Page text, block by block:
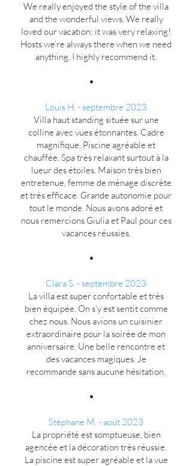
We really enjoyed the style of the villa
and the wonderful views. We really
loved our vacation; it was very relaxing!
Hosts we’re always there when we need
anything. I highly recommend it.
Louis H. - septembre 2023
Villa haut standing située sur une
colline avec vues étonnantes. Cadre
magnifique. Piscine agréable et
chauffée. Spa très relaxant surtout à la
lueur des étoiles. Maison très bien
entretenue, femme de ménage discrète
et très efficace. Grande autonomie pour
tout le monde. Nous avons adoré et
nous remercions Giulia et Paul pour ces
vacances réussies.
Clara S. - septembre 2023
La villa est super confortable et très
bien équipée. On s'y est sentit comme
chez nous. Nous avions un cuisinier
extraordinaire pour la soirée de mon
anniversaire. Une belle rencontre et
des vacances magiques. Je
recommande sans aucune hésitation.
Stéphane M. - août 2023
La propriété est somptueuse, bien
agencée et la décoration très réussie.
La piscine est super agréable et la vue